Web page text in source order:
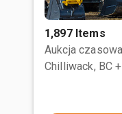
1,897 Items
Aukcja czasowa
Chilliwack, BC